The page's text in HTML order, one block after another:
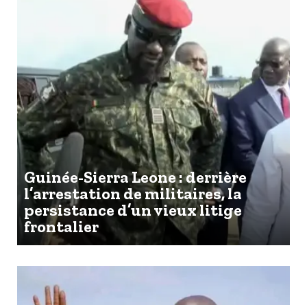
Guinée-Sierra Leone : derrière
l’arrestation de militaires, la
persistance d’un vieux litige
frontalier